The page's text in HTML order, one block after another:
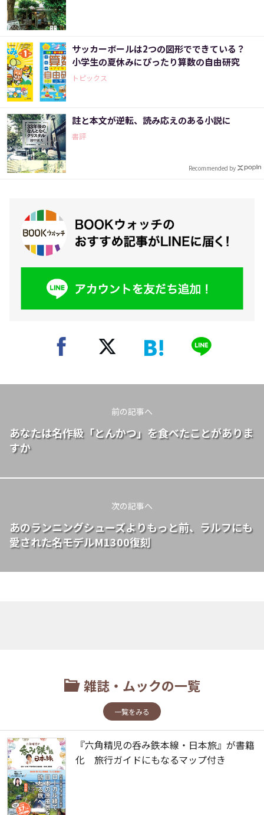
サッカーボールは2つの図形でできている？
小学生の夏休みにぴったり算数の自由研究
トピックス
註と本文が逆転、読み応えのある小説に
書評
Recommended by
前の記事へ
あなたは名作級「とんかつ」を食べたことがありま
すか
次の記事へ
あのランニングシューズよりもっと前、ラルフにも
愛された名モデルM1300復刻
雑誌・ムックの一覧
一覧をみる
『六角精児の呑み鉄本線・日本旅』が書籍
化 旅行ガイドにもなるマップ付き